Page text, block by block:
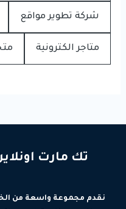
شركة تطوير مواقع
متاجر الكترونية
تك مارت
نقدم مجموعة واسعة من